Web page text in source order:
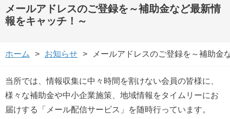
メールアドレスのご登録を～補助金など最新情
報をキャッチ！～
ホーム お知らせ メールアドレスのご登録を～補助金
当所では、情報収集に中々時間を割けない会員の皆様に、
様々な補助金や中小企業施策、地域情報をタイムリーにお
届けする「メール配信サービス」を随時行っています。